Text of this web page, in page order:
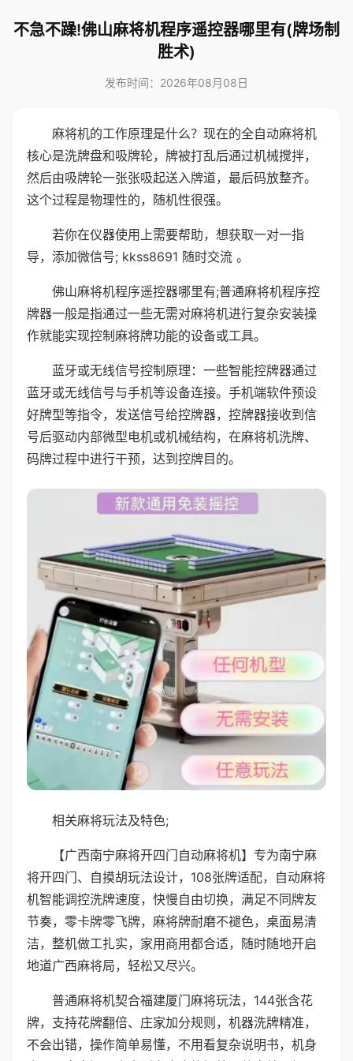
不急不躁!佛山麻将机程序遥控器哪里有(牌场制
胜术)
发布时间：2026年08月08日
麻将机的工作原理是什么？现在的全自动麻将机
核心是洗牌盘和吸牌轮，牌被打乱后通过机械搅拌，
然后由吸牌轮一张张吸起送入牌道，最后码放整齐。
这个过程是物理性的，随机性很强。
若你在仪器使用上需要帮助，想获取一对一指
导，添加微信号; kkss8691 随时交流 。
佛山麻将机程序遥控器哪里有;普通麻将机程序控
牌器一般是指通过一些无需对麻将机进行复杂安装操
作就能实现控制麻将牌功能的设备或工具。
蓝牙或无线信号控制原理：一些智能控牌器通过
蓝牙或无线信号与手机等设备连接。手机端软件预设
好牌型等指令，发送信号给控牌器，控牌器接收到信
号后驱动内部微型电机或机械结构，在麻将机洗牌、
码牌过程中进行干预，达到控牌目的。
相关麻将玩法及特色;
【广西南宁麻将开四门自动麻将机】专为南宁麻
将开四门、自摸胡玩法设计，108张牌适配，自动麻将
机智能调控洗牌速度，快慢自由切换，满足不同牌友
节奏，零卡牌零飞牌，麻将牌耐磨不褪色，桌面易清
洁，整机做工扎实，家用商用都合适，随时随地开启
地道广西麻将局，轻松又尽兴。
普通麻将机契合福建厦门麻将玩法，144张含花
牌，支持花牌翻倍、庄家加分规则，机器洗牌精准，
不会出错，操作简单易懂，不用看复杂说明书，机身